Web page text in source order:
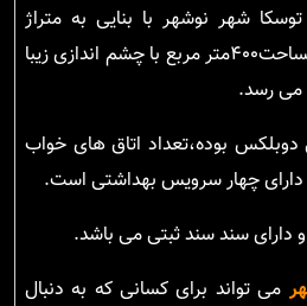
شهر نوشهر با بنایی به متراژ
۲۲۰متر مربع در زمینی به مساحت۴۰۰متر مربع با چشم اندازی زیبا
رسد.
دوبلکس بوده،تعداد اتاق های خواب
دارای چهار سرویس بهداشتی است.
می تواند برای کسانی که به دنبال